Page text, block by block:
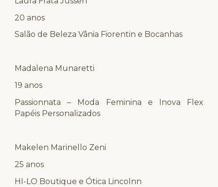
20 anos
Salão de Beleza Vânia Fiorentin e Bocanhas
Madalena Munaretti
19 anos
Passionnata – Moda Feminina e Inova Flex
Papéis Personalizados
Makelen Marinello Zeni
25 anos
HI-LO Boutique e Ótica Lincolnn